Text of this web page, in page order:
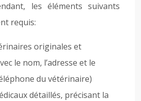
les éléments suivants
requis:
originales et
le nom, l’adresse et le
du vétérinaire)
détaillés, précisant la